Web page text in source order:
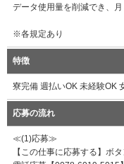
データ使用量を削減でき、
※各規定あり
特徴
寮完備 週払いOK 未経験OK
応募の流れ
≪(1)応募≫
【この仕事に応募する】ボ